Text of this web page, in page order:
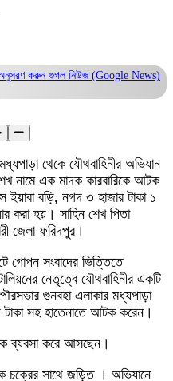
অনুসরণ করুন গুগল নিউজ (Google News)
থেকে যৌথবাহিনীর অভিযান
নামে এক মাদক কারবারিকে আটক
বড়ি, নগদ ৩ হাজার টাকা ১
করা হয়। সাহিন শেখ পিতা
জেলা ফরিদপুর।
গোপন সংবাদের ভিত্তিতে
নেতৃত্বে যৌথবাহিনীর একটি
গুনবহা এলাকার মধ্যপাড়া
সহ হাতেনাতে আটক করেন।
ব্যবসা করে আসছেন।
চক্রের সাথে জড়িত । অভিযানে